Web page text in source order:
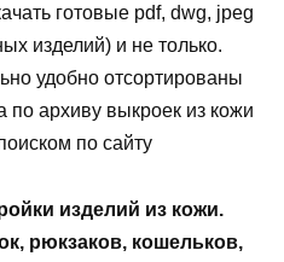
готовые pdf, dwg, jpeg
изделий) и не только.
удобно отсортированы
по архиву выкроек из кожи
по сайту
изделий из кожи.
рюкзаков, кошельков,